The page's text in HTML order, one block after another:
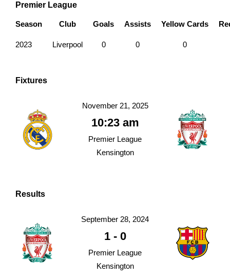
Premier League
Season Club Goals Assists Yellow Cards
2023 Liverpool 0 0 0
Fixtures
November 21, 2025
10:23 am
Premier League
Kensington
Results
September 28, 2024
1- 0
Premier League
Kensington